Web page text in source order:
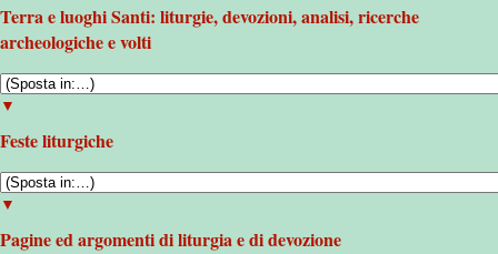
Terra e luoghi Santi: liturgie, devozioni, analisi, ricerche
archeologiche e volti
▼
Feste liturgiche
▼
Pagine ed argomenti di liturgia e di devozione